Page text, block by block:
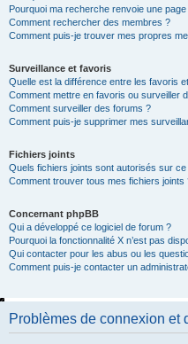
Pourquoi ma recherche renvoie une page
Comment rechercher des membres ?
Comment puis-je trouver mes propres
Surveillance et favoris
Quelle est la différence entre les favoris
Comment mettre en favoris ou surveiller
Comment surveiller des forums ?
Comment puis-je supprimer mes
Fichiers joints
Quels fichiers joints sont autorisés sur ce
Comment trouver tous mes fichiers joints
Concernant phpBB
Qui a développé ce logiciel de forum ?
Pourquoi la fonctionnalité X n’est pas
Qui contacter pour les abus ou les
Comment puis-je contacter un
Problèmes de connexion et